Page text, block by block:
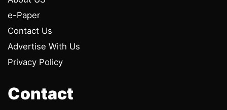
e-Paper
Contact Us
Advertise With Us
Privacy Policy
Contact